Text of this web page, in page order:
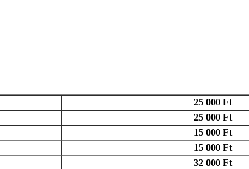
25 000 Ft
25 000 Ft
15 000 Ft
15 000 Ft
32 000 Ft